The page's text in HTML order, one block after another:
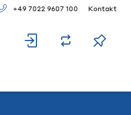
+49 7022 9607 100 Kontakt